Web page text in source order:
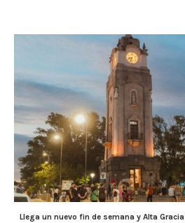
Llega un nuevo fin de semana y Alta